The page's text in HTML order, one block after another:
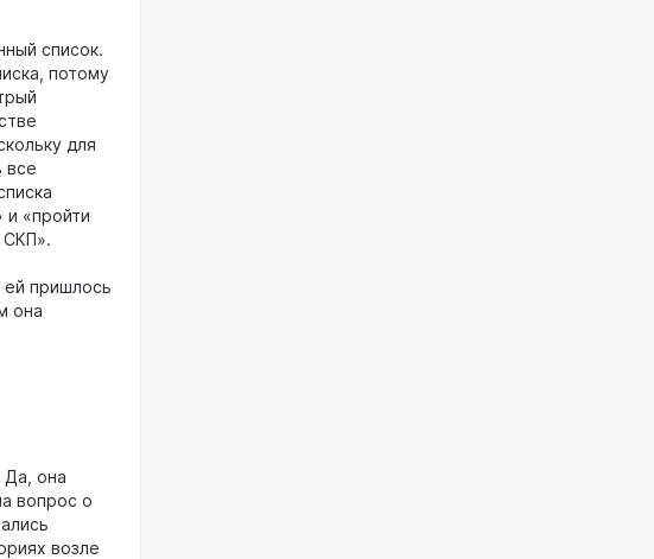
список.
потому
для
все
и «пройти
СКП».
ей пришлось
она
Да, она
вопрос о
возле